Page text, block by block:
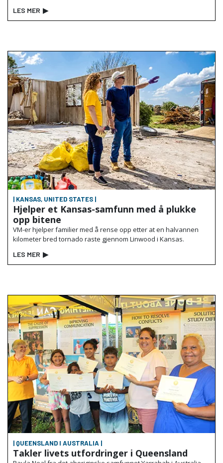
LES MER ▶
| KANSAS, UNITED STATES |
Hjelper et Kansas-samfunn med å plukke
opp bitene
VM-er hjelper familier med å rense opp etter at en halvannen
kilometer bred tornado raste gjennom Linwood i Kansas.
LES MER ▶
| QUEENSLAND I AUSTRALIA |
Takler livets utfordringer i Queensland